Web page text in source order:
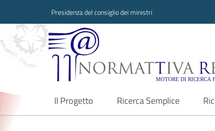
Presidenza del consiglio dei ministri
Normattiva
Il Progetto
current Ricerca Semplice